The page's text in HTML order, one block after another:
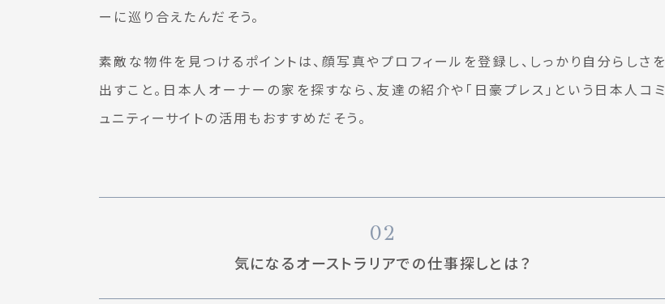
ーに巡り合えたんだそう。
素敵な物件を見つけるポイントは、顔写真やプロフィールを登録し、しっかり自分らしさを
出すこと。日本人オーナーの家を探すなら、友達の紹介や「日豪プレス」という日本人コミ
ュニティーサイトの活用もおすすめだそう。
02
気になるオーストラリアでの仕事探しとは？